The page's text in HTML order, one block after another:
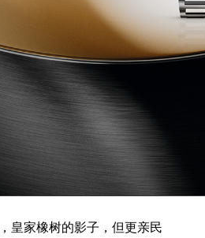
皇家橡树的影子，但更亲民